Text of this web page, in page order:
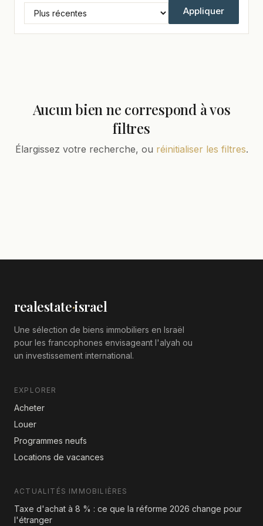
Appliquer
Aucun bien ne correspond à vos
filtres
Élargissez votre recherche, ou réinitialiser les filtres.
realestate·israel
Une sélection de biens immobiliers en Israël
pour les francophones envisageant l'alyah ou
un investissement international.
EXPLORER
Acheter
Louer
Programmes neufs
Locations de vacances
ACTUALITÉS IMMOBILIÈRES
Taxe d'achat à 8 % : ce que la réforme 2026 change pour
l'étranger